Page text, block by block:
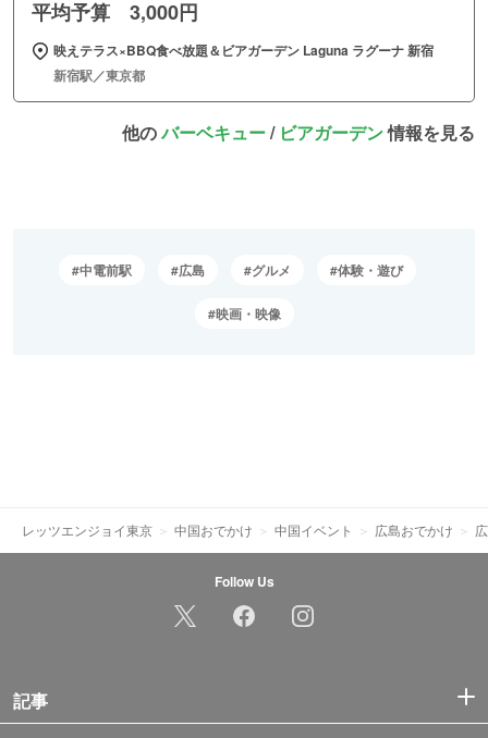
平均予算 3,000円
映えテラス×BBQ食べ放題＆ビアガーデン Laguna ラグーナ 新宿
新宿駅／東京都
他のバーベキュー/ ビアガーデン情報を見る
中電前駅 広島 グルメ 体験・遊び
映画・映像
レッツエンジョイ東京 中国おでかけ 中国イベント 広島おでかけ
Follow Us
記事